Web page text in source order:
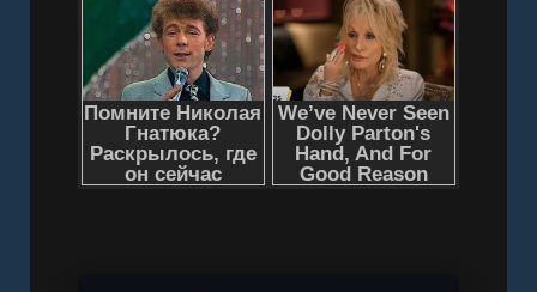
чиновничество на защиту государства; создать
«министерство доверия» и усилить роль
кабинета. В таком случае династия могла бы
потерять часть влияния, но сохранить
себя.Опираясь на недавно рассекреченные
архивные материалы, исторические